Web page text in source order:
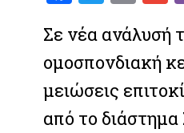
ce
b
o
o
it
te
r
ai
l l
Σε νέα ανάλυσή
oμοσπονδιακή
μειώσεις
από το